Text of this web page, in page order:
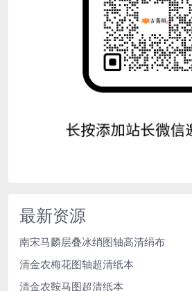
最新资源
南宋马麟层叠冰绡图轴高清绢布
清金农梅花图轴超清纸本
清金农鞍马图超清纸本